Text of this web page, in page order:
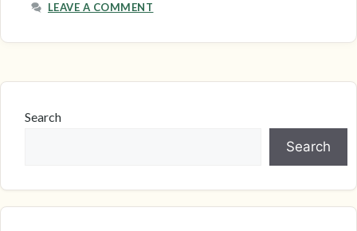
LEAVE A COMMENT
Search
Search